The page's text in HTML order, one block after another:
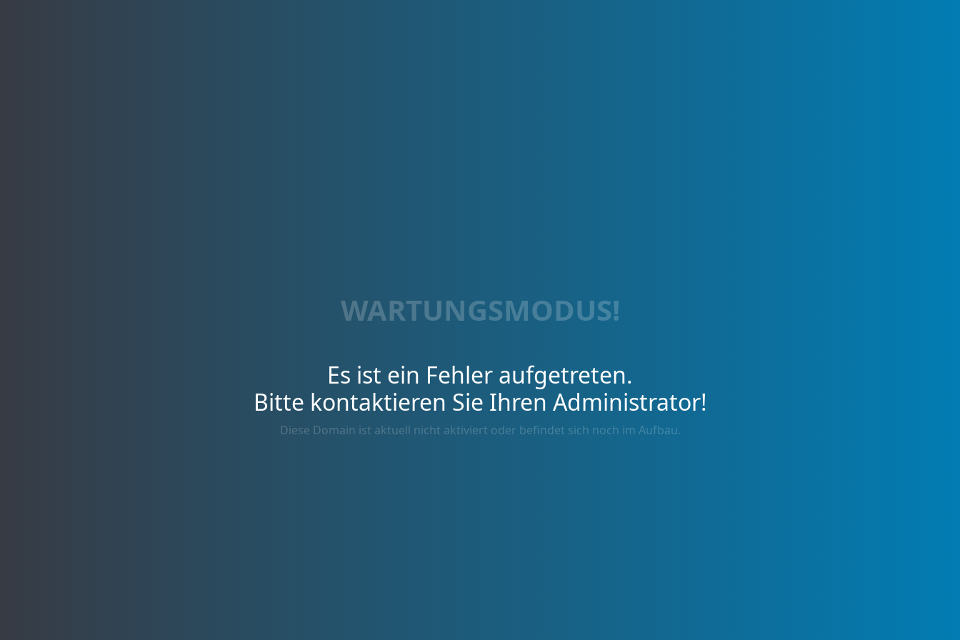
WARTUNGSMODUS!
Es ist ein Fehler aufgetreten.
Bitte kontaktieren Sie Ihren Administrator!
Diese Domain ist aktuell nicht aktiviert oder befindet sich noch im Aufbau.